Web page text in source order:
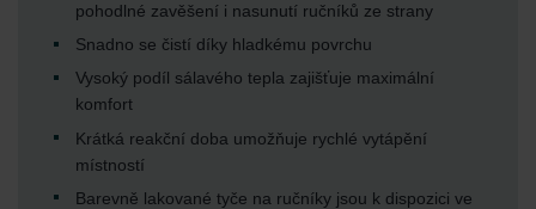
pohodlné zavěšení i nasunutí ručníků ze strany
Snadno se čistí díky hladkému povrchu
Vysoký podíl sálavého tepla zajišťuje maximální
komfort
Krátká reakční doba umožňuje rychlé vytápění
místností
Barevně lakované tyče na ručníky jsou k dispozici ve